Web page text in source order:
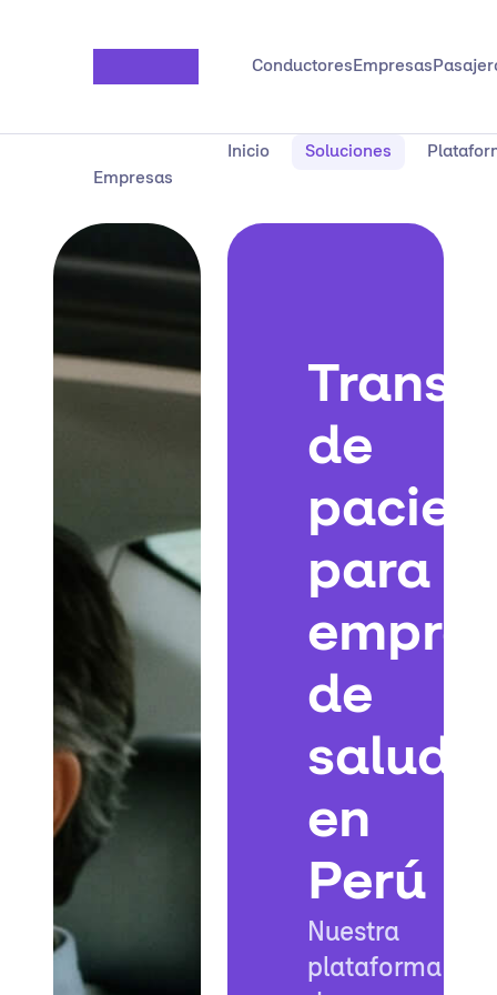
Conductores Empresas
Empresas
Inicio Soluciones
de
para
de
salud
en
Perú
Nuestra
plataforma